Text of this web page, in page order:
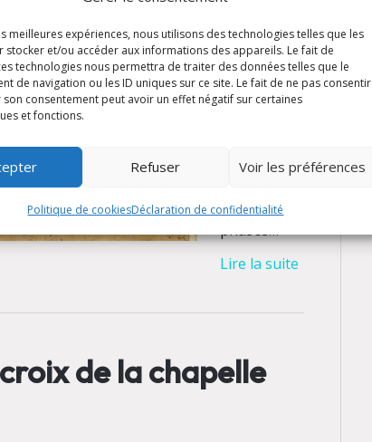
meilleures expériences, nous utilisons des technologies telles que les
stocker et/ou accéder aux informations des appareils. Le fait de
technologies nous permettra de traiter des données telles que le
de navigation ou les ID uniques sur ce site. Le fait de ne pas consentir
consentement peut avoir un effet négatif sur certaines
et fonctions.
Refuser Voir les préférences
Politique de cookiesDéclaration de confidentialité
château ainsi
que de l’allée
principale du
parc. Les
d’éclaircir les
origines et les
phases…
Lire la suite
de la chapelle